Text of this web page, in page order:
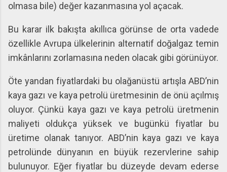
olmasa bile) değer kazanmasına yol açacak.
Bu karar ilk bakışta akıllıca görünse de orta vadede
özellikle Avrupa ülkelerinin alternatif doğalgaz temin
imkânlarını zorlamasına neden olacak gibi görünüyor.
Öte yandan fiyatlardaki bu olağanüstü artışla ABD’nin
kaya gazı ve kaya petrolü üretmesinin de önü açılmış
oluyor. Çünkü kaya gazı ve kaya petrolü üretmenin
maliyeti oldukça yüksek ve bugünkü fiyatlar bu
üretime olanak tanıyor. ABD’nin kaya gazı ve kaya
petrolünde dünyanın en büyük rezervlerine sahip
bulunuyor. Eğer fiyatlar bu düzeyde devam ederse